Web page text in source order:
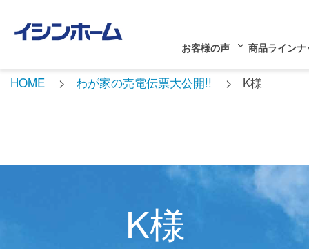
お客様の声 商品ラインナ
HOME わが家の売電伝票大公開!! K様
K様